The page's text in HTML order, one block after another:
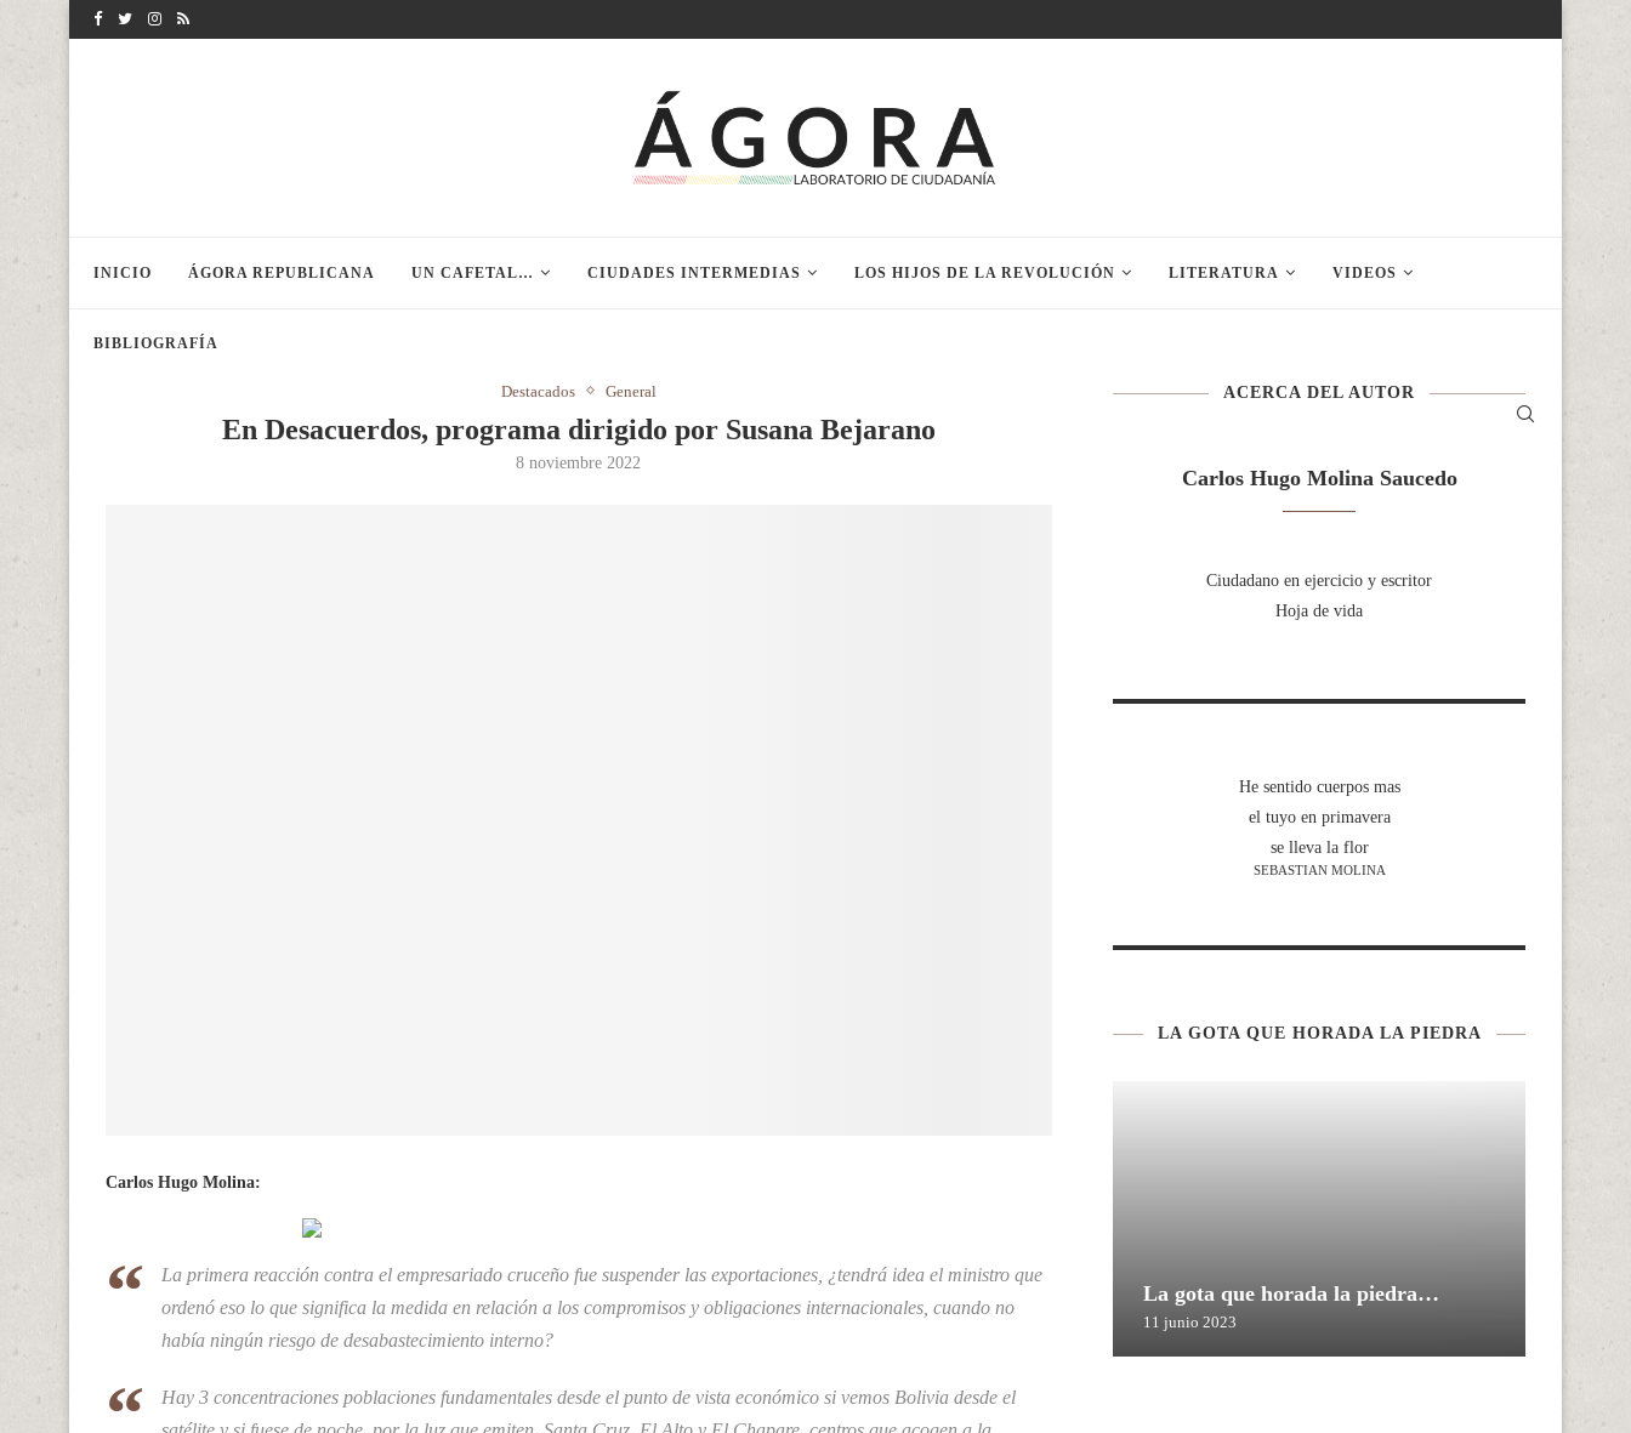
INICIO ÁGORA REPUBLICANA UN CAFETAL… CIUDADES INTERMEDIAS LOS HIJOS DE LA REVOLUCIÓN LITERATURA VIDEOS
BIBLIOGRAFÍA
Destacados General
En Desacuerdos, programa dirigido por Susana Bejarano
8 noviembre 2022
Carlos Hugo Molina:
La primera reacción contra el empresariado cruceño fue suspender las exportaciones, ¿tendrá idea el ministro que
ordenó eso lo que significa la medida en relación a los compromisos y obligaciones internacionales, cuando no
había ningún riesgo de desabastecimiento interno?
Hay 3 concentraciones poblaciones fundamentales desde el punto de vista económico si vemos Bolivia desde el
ACERCA DEL AUTOR
Carlos Hugo Molina Saucedo
Ciudadano en ejercicio y escritor
Hoja de vida
He sentido cuerpos mas
el tuyo en primavera
se lleva la flor
SEBASTIAN MOLINA
LA GOTA QUE HORADA LA PIEDRA
La gota que horada la piedra…
11 junio 2023